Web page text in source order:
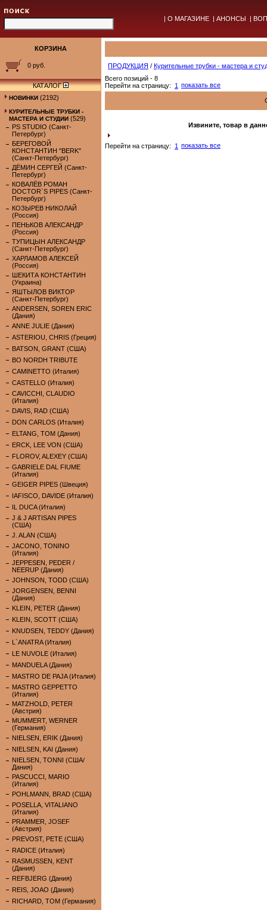
| О МАГАЗИНЕ | АНОНСЫ |
КОРЗИНА
0 руб.
КАТАЛОГ
НОВИНКИ (2192)
КУРИТЕЛЬНЫЕ ТРУБКИ -
МАСТЕРА И СТУДИИ (529)
PS STUDIO (Санкт-
Петербург)
БЕРЕГОВОЙ
КОНСТАНТИН "BERK"
(Санкт-Петербург)
ДЁМИН СЕРГЕЙ (Санкт-
Петербург)
КОВАЛЁВ РОМАН
DOCTOR`S PIPES (Санкт-
Петербург)
КОЗЫРЕВ НИКОЛАЙ
(Россия)
ПЕНЬКОВ АЛЕКСАНДР
(Россия)
ТУПИЦЫН АЛЕКСАНДР
(Санкт-Петербург)
ХАРЛАМОВ АЛЕКСЕЙ
(Россия)
ШЕКИТА КОНСТАНТИН
(Украина)
ЯШТЫЛОВ ВИКТОР
(Санкт-Петербург)
ANDERSEN, SOREN ERIC
(Дания)
ANNE JULIE (Дания)
ASTERIOU, CHRIS (Греция)
BATSON, GRANT (США)
BO NORDH TRIBUTE
CAMINETTO (Италия)
CASTELLO (Италия)
CAVICCHI, CLAUDIO
(Италия)
DAVIS, RAD (США)
DON CARLOS (Италия)
ELTANG, TOM (Дания)
ERCK, LEE VON (США)
FLOROV, ALEXEY (США)
GABRIELE DAL FIUME
(Италия)
GEIGER PIPES (Швеция)
IAFISCO, DAVIDE (Италия)
IL DUCA (Италия)
J & J ARTISAN PIPES
(США)
J. ALAN (США)
JACONO, TONINO
(Италия)
JEPPESEN, PEDER /
NEERUP (Дания)
JOHNSON, TODD (США)
JORGENSEN, BENNI
(Дания)
KLEIN, PETER (Дания)
KLEIN, SCOTT (США)
KNUDSEN, TEDDY (Дания)
L`ANATRA (Италия)
LE NUVOLE (Италия)
MANDUELA (Дания)
MASTRO DE PAJA (Италия)
MASTRO GEPPETTO
(Италия)
MATZHOLD, PETER
(Австрия)
MUMMERT, WERNER
(Германия)
NIELSEN, ERIK (Дания)
NIELSEN, KAI (Дания)
NIELSEN, TONNI (США/
Дания)
PASCUCCI, MARIO
(Италия)
POHLMANN, BRAD (США)
POSELLA, VITALIANO
(Италия)
PRAMMER, JOSEF
(Австрия)
PREVOST, PETE (США)
RADICE (Италия)
RASMUSSEN, KENT
(Дания)
REFBJERG (Дания)
REIS, JOAO (Дания)
RICHARD, TOM (Германия)
ПРОДУКЦИЯ / Курительные трубки - мастера и
Всего позиций - 8
Перейти на страницу: 1 показать все
Извините, товар в
Перейти на страницу: 1 показать все